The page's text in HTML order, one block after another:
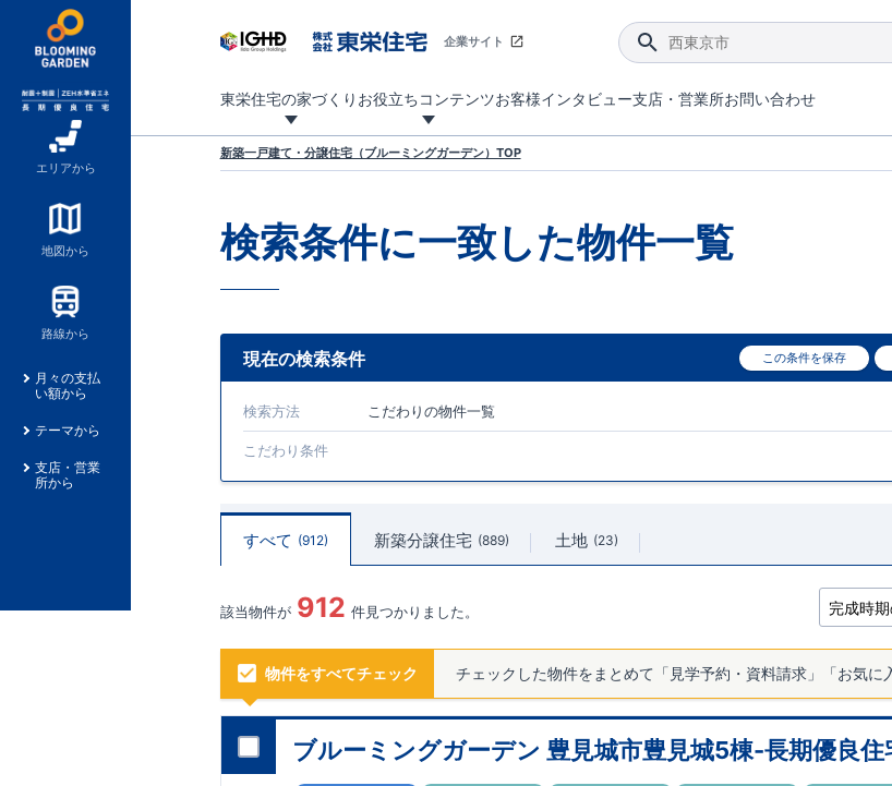
エリアから
地図から
路線から
月々の支払
い額から
テーマから
支店・営業
所から
企業サイト
東栄住宅の家づくり お役立ちコンテンツお客様インタビュー支店・営業所お問い合わせ
新築一戸建て・分譲住宅（ブルーミングガーデン）TOP
検索条件に一致した物件一覧
現在の検索条件 この条件を保存
検索方法 こだわりの物件一覧
こだわり条件
すべて 912 新築分譲住宅 889 土地 23
該当物件が 912 件見つかりました。
物件をすべてチェック チェックした物件をまとめて「見学予約・資料請求」「お気に
ブルーミングガーデン 豊見城市豊見城5棟-長期優良住